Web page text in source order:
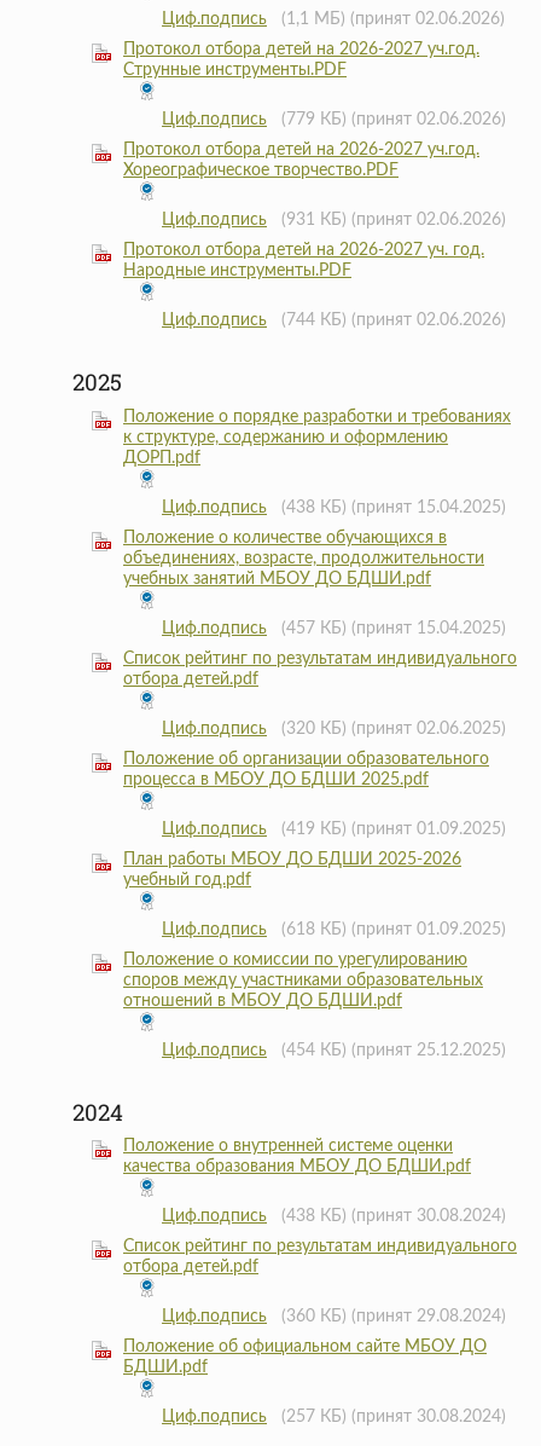
Циф.подпись (1,1 МБ) (принят 02.06.2026)
Протокол отбора детей на 2026-2027 уч.год.
Струнные инструменты.PDF
Циф.подпись (779 КБ) (принят 02.06.2026)
Протокол отбора детей на 2026-2027 уч.год.
Хореографическое творчество.PDF
Циф.подпись (931 КБ) (принят 02.06.2026)
Протокол отбора детей на 2026-2027 уч. год.
Народные инструменты.PDF
Циф.подпись (744 КБ) (принят 02.06.2026)
2025
Положение о порядке разработки и требованиях
к структуре, содержанию и оформлению
ДОРП.pdf
Циф.подпись (438 КБ) (принят 15.04.2025)
Положение о количестве обучающихся в
объединениях, возрасте, продолжительности
учебных занятий МБОУ ДО БДШИ.pdf
Циф.подпись (457 КБ) (принят 15.04.2025)
Список рейтинг по результатам индивидуального
отбора детей.pdf
Циф.подпись (320 КБ) (принят 02.06.2025)
Положение об организации образовательного
процесса в МБОУ ДО БДШИ 2025.pdf
Циф.подпись (419 КБ) (принят 01.09.2025)
План работы МБОУ ДО БДШИ 2025-2026
учебный год.pdf
Циф.подпись (618 КБ) (принят 01.09.2025)
Положение о комиссии по урегулированию
споров между участниками образовательных
отношений в МБОУ ДО БДШИ.pdf
Циф.подпись (454 КБ) (принят 25.12.2025)
2024
Положение о внутренней системе оценки
качества образования МБОУ ДО БДШИ.pdf
Циф.подпись (438 КБ) (принят 30.08.2024)
Список рейтинг по результатам индивидуального
отбора детей.pdf
Циф.подпись (360 КБ) (принят 29.08.2024)
Положение об официальном сайте МБОУ ДО
БДШИ.pdf
Циф.подпись (257 КБ) (принят 30.08.2024)